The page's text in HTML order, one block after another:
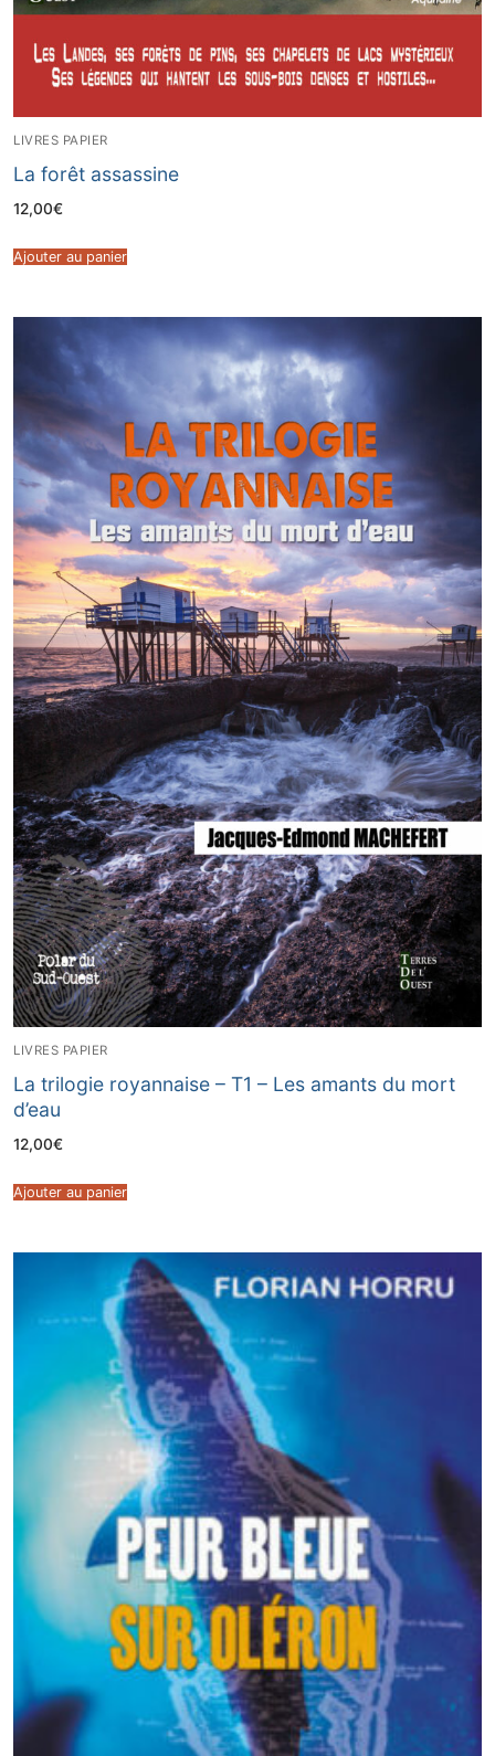
LIVRES PAPIER
La forêt assassine
12,00€
Ajouter au panier
LIVRES PAPIER
La trilogie royannaise – T1 – Les amants du mort
d’eau
12,00€
Ajouter au panier